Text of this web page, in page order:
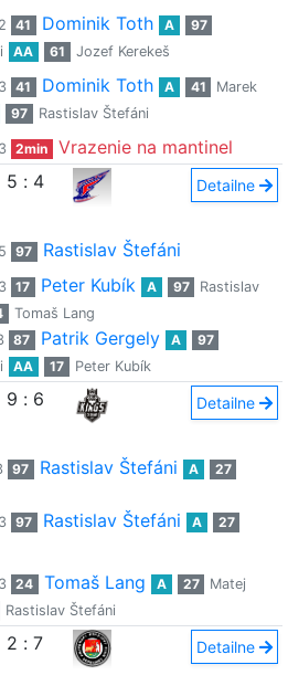
41 Dominik Toth A
97
AA 61 Jozef Kerekeš
41 Dominik Toth A 41
Marek
97 Rastislav Štefáni
2min
Vrazenie na mantinel
5 : 4 Detailne
97 Rastislav Štefáni
17 Peter Kubík A 97
Rastislav
Tomaš Lang
87 Patrik Gergely A
97
AA 17 Peter Kubík
9 : 6 Detailne
97 Rastislav Štefáni A
27
97 Rastislav Štefáni A
27
24 Tomaš Lang A 27
Matej
Rastislav Štefáni
2 : 7 Detailne